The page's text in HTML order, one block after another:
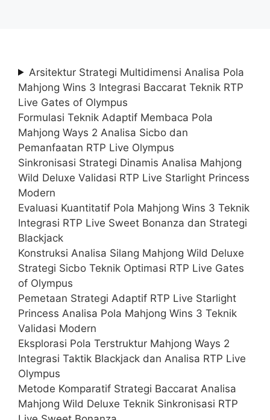
Arsitektur Strategi Multidimensi Analisa Pola
Mahjong Wins 3 Integrasi Baccarat Teknik RTP
Live Gates of Olympus
Formulasi Teknik Adaptif Membaca Pola
Mahjong Ways 2 Analisa Sicbo dan
Pemanfaatan RTP Live Olympus
Sinkronisasi Strategi Dinamis Analisa Mahjong
Wild Deluxe Validasi RTP Live Starlight Princess
Modern
Evaluasi Kuantitatif Pola Mahjong Wins 3 Teknik
Integrasi RTP Live Sweet Bonanza dan Strategi
Blackjack
Konstruksi Analisa Silang Mahjong Wild Deluxe
Strategi Sicbo Teknik Optimasi RTP Live Gates
of Olympus
Pemetaan Strategi Adaptif RTP Live Starlight
Princess Analisa Pola Mahjong Wins 3 Teknik
Validasi Modern
Eksplorasi Pola Terstruktur Mahjong Ways 2
Integrasi Taktik Blackjack dan Analisa RTP Live
Olympus
Metode Komparatif Strategi Baccarat Analisa
Mahjong Wild Deluxe Teknik Sinkronisasi RTP